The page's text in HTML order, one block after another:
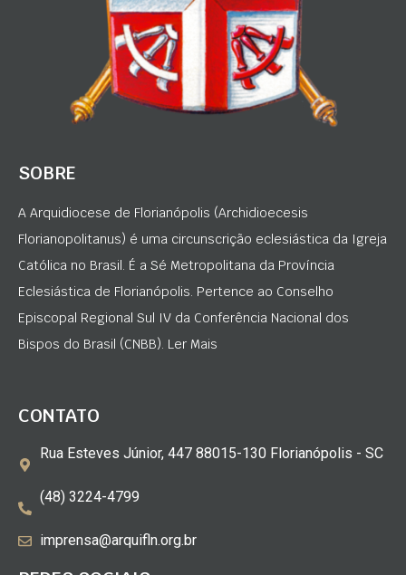
SOBRE
A Arquidiocese de Florianópolis (Archidioecesis
Florianopolitanus) é uma circunscrição eclesiástica da Igreja
Católica no Brasil. É a Sé Metropolitana da Província
Eclesiástica de Florianópolis. Pertence ao Conselho
Episcopal Regional Sul IV da Conferência Nacional dos
Bispos do Brasil (CNBB). Ler Mais
CONTATO
Rua Esteves Júnior, 447 88015-130 Florianópolis - SC
(48) 3224-4799
imprensa@arquifln.org.br